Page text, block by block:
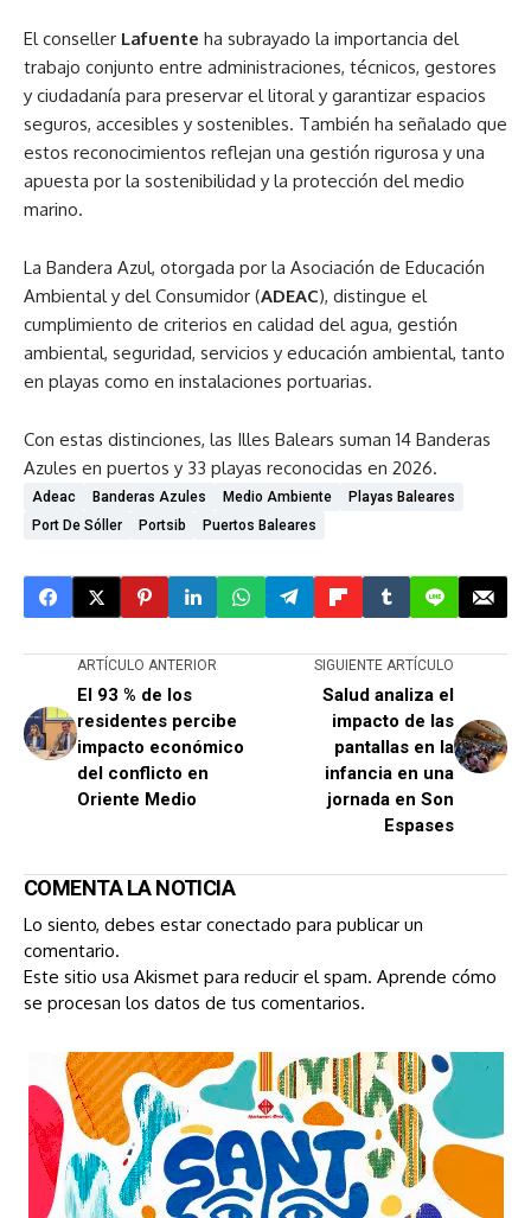
El conseller Lafuente ha subrayado la importancia del
trabajo conjunto entre administraciones, técnicos, gestores
y ciudadanía para preservar el litoral y garantizar espacios
seguros, accesibles y sostenibles. También ha señalado que
estos reconocimientos reflejan una gestión rigurosa y una
apuesta por la sostenibilidad y la protección del medio
marino.
La Bandera Azul, otorgada por la Asociación de Educación
Ambiental y del Consumidor (ADEAC), distingue el
cumplimiento de criterios en calidad del agua, gestión
ambiental, seguridad, servicios y educación ambiental, tanto
en playas como en instalaciones portuarias.
Con estas distinciones, las Illes Balears suman 14 Banderas
Azules en puertos y 33 playas reconocidas en 2026.
Adeac Banderas Azules Medio Ambiente
Playas Baleares
Port De Sóller
Portsib Puertos Baleares
ARTÍCULO ANTERIOR
El 93 % de los
residentes percibe
impacto económico
del conflicto en
Oriente Medio
SIGUIENTE ARTÍCULO
Salud analiza el
impacto de las
pantallas en la
infancia en una
jornada en Son
Espases
COMENTA LA NOTICIA
Lo siento, debes estar conectado para publicar un
comentario.
Este sitio usa Akismet para reducir el spam. Aprende cómo
se procesan los datos de tus comentarios.